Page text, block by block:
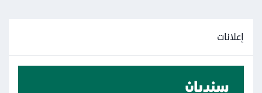
إعلانات